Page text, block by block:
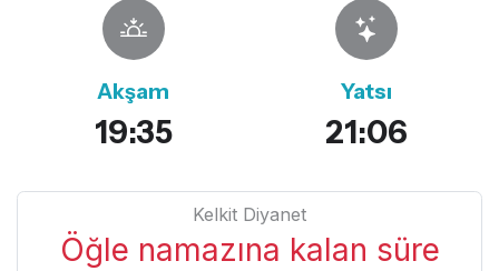
Akşam
19:35
Yatsı
21:06
Kelkit Diyanet
Öğle namazına kalan süre